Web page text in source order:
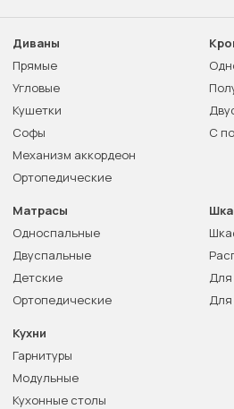
Диваны
Прямые
Угловые
Кушетки
Софы
Механизм аккордеон
Ортопедические
С
Матрасы
Односпальные
Двуспальные
Детские
Ортопедические
Для
Для
Кухни
Гарнитуры
Модульные
Кухонные столы